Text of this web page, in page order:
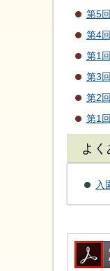
第5
第4
第1
第3
第2
第1
よく
入